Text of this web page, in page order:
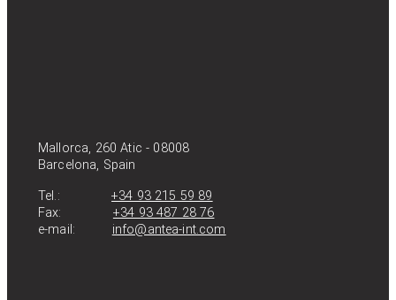
Mallorca, 260 Atic - 08008
Barcelona, Spain
Tel.:+34 93 215 59 89
Fax: +34 93 487 28 76
e-mail: info@antea-int.com